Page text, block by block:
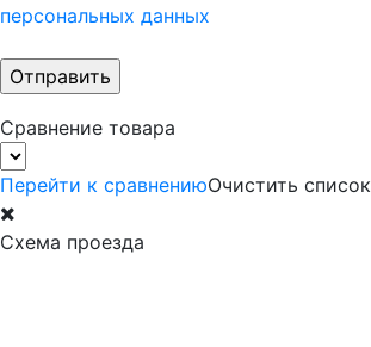
персональных данных
Сравнение товара
Перейти к сравнениюОчистить список
Схема проезда